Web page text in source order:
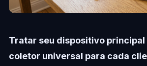
Tratar seu dispositivo principal
coletor universal para cada